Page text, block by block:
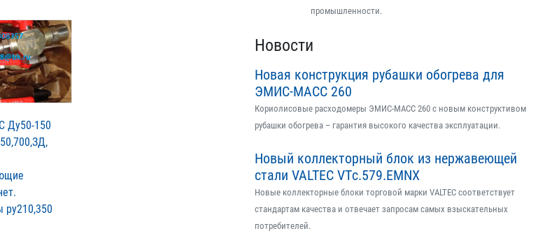
Ду50-150
промышленности.
Новости
Новая конструкция рубашки обогрева для
ЭМИС-МАСС 260
Кориолисовые расходомеры ЭМИС-МАСС 260 с новым конструктивом
рубашки обогрева – гарантия высокого качества эксплуатации.
Новый коллекторный блок из нержавеющей
стали VALTEC VTс.579.EMNX
Новые коллекторные блоки торговой марки VALTEC соответствует
стандартам качества и отвечает запросам самых взыскательных
потребителей.